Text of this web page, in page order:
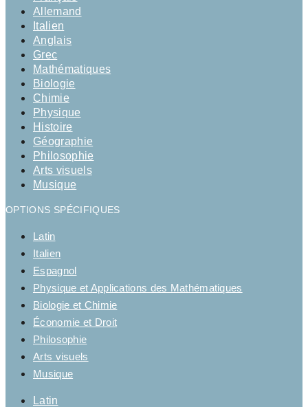
Allemand
Italien
Anglais
Grec
Mathématiques
Biologie
Chimie
Physique
Histoire
Géographie
Philosophie
Arts visuels
Musique
OPTIONS SPÉCIFIQUES
Latin
Italien
Espagnol
Physique et Applications des Mathématiques
Biologie et Chimie
Économie et Droit
Philosophie
Arts visuels
Musique
Latin